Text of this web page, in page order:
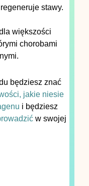
stawy.
większości
chorobami
będziesz znać
jakie niesie
i będziesz
w swojej